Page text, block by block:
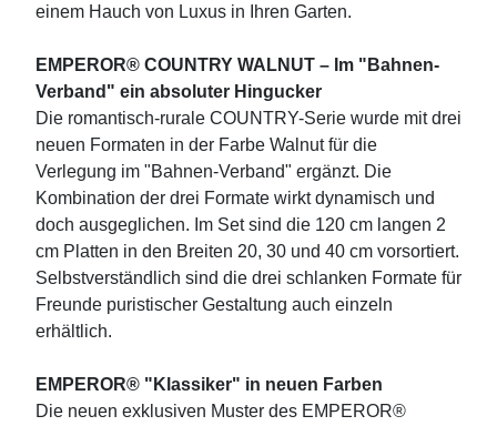
einem Hauch von Luxus in Ihren Garten.
EMPEROR® COUNTRY WALNUT – Im "Bahnen-
Verband" ein absoluter Hingucker
Die romantisch-rurale COUNTRY-Serie wurde mit drei
neuen Formaten in der Farbe Walnut für die
Verlegung im "Bahnen-Verband" ergänzt. Die
Kombination der drei Formate wirkt dynamisch und
doch ausgeglichen. Im Set sind die 120 cm langen 2
cm Platten in den Breiten 20, 30 und 40 cm vorsortiert.
Selbstverständlich sind die drei schlanken Formate für
Freunde puristischer Gestaltung auch einzeln
erhältlich.
EMPEROR® "Klassiker" in neuen Farben
Die neuen exklusiven Muster des EMPEROR®